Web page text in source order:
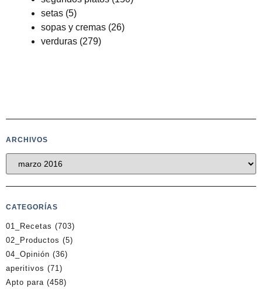
setas (5)
sopas y cremas (26)
verduras (279)
ARCHIVOS
CATEGORÍAS
01_Recetas (703)
02_Productos (5)
04_Opinión (36)
aperitivos (71)
Apto para (458)